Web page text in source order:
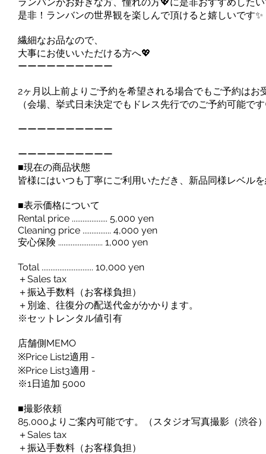
是非！ランバンの世界観を楽しんで頂けると嬉しいです✨
繊細なお品なので、
大事にお使いいただける方へ💖
ーーーーーーーーーー
2ヶ月以上前よりご予約を希望される場合でもご予約は
（会場、挙式日未決定でもドレス先行でのご予約可能で
ーーーーーーーーーー
ーーーーーーーーーー
■現在の商品状態
皆様にはいつも丁寧にご利用いただき、新品同様レベル
■表示価格について
Rental price .................... 5,000 yen
Cleaning price ................ 4,000 yen
安心保険 ......................... 1,000 yen
Total ............................. 10,000 yen
＋Sales tax
＋振込手数料（お客様負担）
＋別途、往復分の配送代金がかかります。
※セットレンタル値引有
店舗側MEMO
※Price List2適用 -
※Price List3適用 -
※1日追加 5000
■撮影依頼
85,000よりご案内可能です。（スタジオ写真撮影（渋谷
＋Sales tax
＋振込手数料（お客様負担）